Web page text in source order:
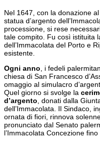
Nel 1647, con la donazione
statua d’argento
processione, si rese
tale compito. Fu così istituita
dell’Immacolata del Porto e
esistente.
Ogni anno , i fedeli
chiesa di San Francesco
omaggio al simulacro
Quel giorno si svolge la
d’argento , donati dalla
dell’Immacolata. Il Sindaco,
ornata di fiori, rinnova
pronunciato dal Senato
l’Immacolata Concezione